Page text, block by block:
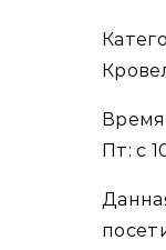
Время
Пт: с